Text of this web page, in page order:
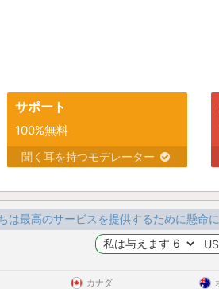
サポート
100%無料
聞く耳を持つモデレーター
は最高のサービスを提供するために懸命
カナダ